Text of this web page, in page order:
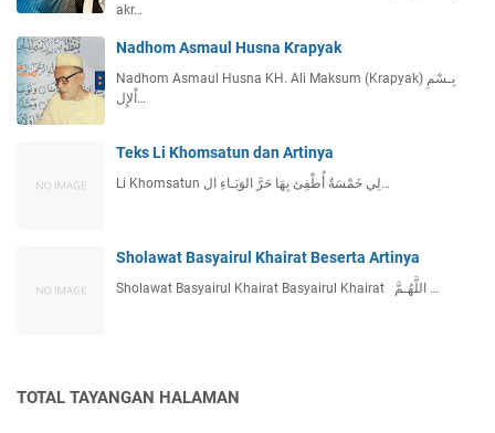
akr…
Nadhom Asmaul Husna Krapyak
Nadhom Asmaul Husna KH. Ali Maksum (Krapyak) بِـسْمِ
اْلإِل…
Teks Li Khomsatun dan Artinya
Li Khomsatun لِي خَمْسَةٌ أُطْفِئ بِهَا حَرَّ الوَبَـاءِ ال…
Sholawat Basyairul Khairat Beserta Artinya
Sholawat Basyairul Khairat Basyairul Khairat اللَّهُـمَّ …
TOTAL TAYANGAN HALAMAN